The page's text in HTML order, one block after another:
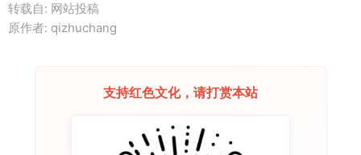
转载自: 网站投稿
原作者: qizhuchang
支持红色文化，请打赏本站